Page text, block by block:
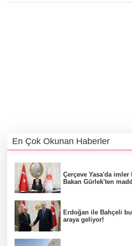
En Çok Okunan Haberler
Çerçeve Yasa'da imler
Bakan Gürlek'ten
Erdoğan ile Bahçeli
araya geliyor!